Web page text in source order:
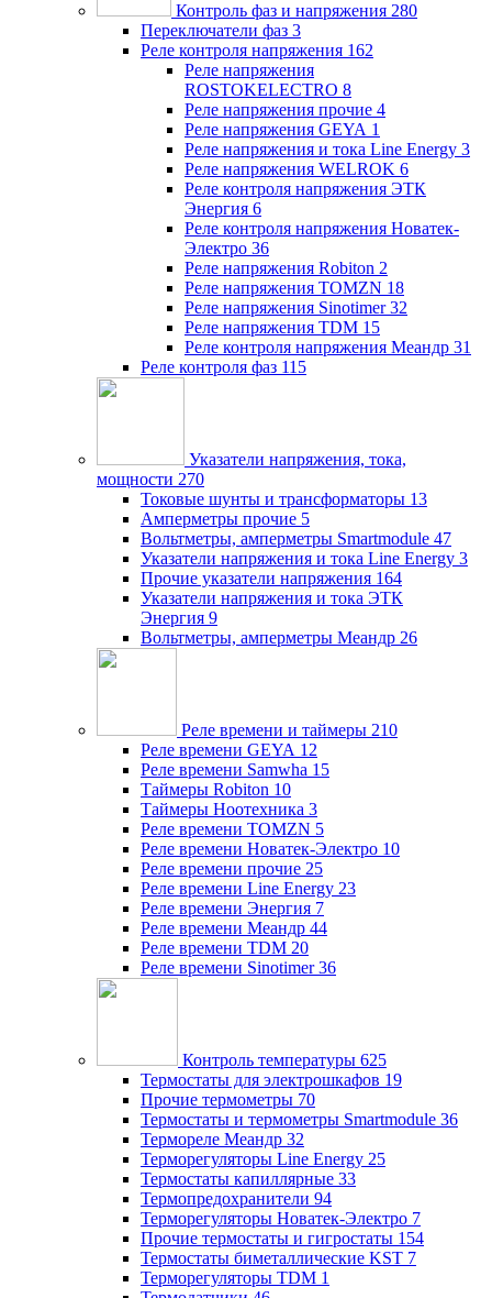
Контроль фаз и напряжения 280
Переключатели фаз 3
Реле контроля напряжения 162
Реле напряжения
ROSTOKELECTRO 8
Реле напряжения прочие 4
Реле напряжения GEYA 1
Реле напряжения и тока Line Energy 3
Реле напряжения WELROK 6
Реле контроля напряжения ЭТК
Энергия 6
Реле контроля напряжения Новатек-
Электро 36
Реле напряжения Robiton 2
Реле напряжения TOMZN 18
Реле напряжения Sinotimer 32
Реле напряжения TDM 15
Реле контроля напряжения Меандр 31
Реле контроля фаз 115
Указатели напряжения, тока,
мощности 270
Токовые шунты и трансформаторы 13
Амперметры прочие 5
Вольтметры, амперметры Smartmodule 47
Указатели напряжения и тока Line Energy 3
Прочие указатели напряжения 164
Указатели напряжения и тока ЭТК
Энергия 9
Вольтметры, амперметры Меандр 26
Реле времени и таймеры 210
Реле времени GEYA 12
Реле времени Samwha 15
Таймеры Robiton 10
Таймеры Ноотехника 3
Реле времени TOMZN 5
Реле времени Новатек-Электро 10
Реле времени прочие 25
Реле времени Line Energy 23
Реле времени Энергия 7
Реле времени Меандр 44
Реле времени TDM 20
Реле времени Sinotimer 36
Контроль температуры 625
Термостаты для электрошкафов 19
Прочие термометры 70
Термостаты и термометры Smartmodule 36
Термореле Меандр 32
Терморегуляторы Line Energy 25
Термостаты капиллярные 33
Термопредохранители 94
Терморегуляторы Новатек-Электро 7
Прочие термостаты и гигростаты 154
Термостаты биметаллические KST 7
Терморегуляторы TDM 1